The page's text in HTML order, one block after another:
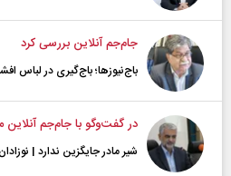
جام‌جم آنلاین بررسی کرد
باج‌نیوزها؛ باج‌گیری در لباس
در گفت‌و‌گو با جام‌جم
شیر مادر جایگزین ندارد |